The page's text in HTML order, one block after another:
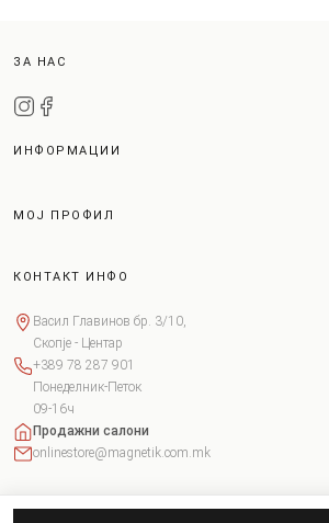
ЗА НАС
ИНФОРМАЦИИ
МОЈ ПРОФИЛ
КОНТАКТ ИНФО
Васил Главинов бр. 3/10,
Скопје - Центар
+389 78 287 901
Понеделник-Петок
09-16ч
Продажни салони
onlinestore@magnetik.com.mk